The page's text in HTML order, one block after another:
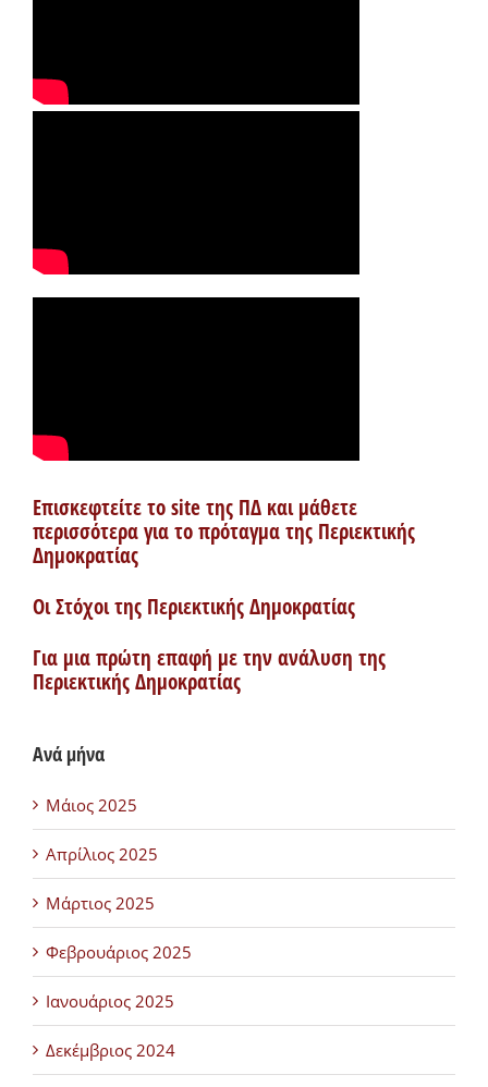
Επισκεφτείτε το site της ΠΔ και μάθετε
περισσότερα για το πρόταγμα της Περιεκτικής
Δημοκρατίας
Οι Στόχοι της Περιεκτικής Δημοκρατίας
Για μια πρώτη επαφή με την ανάλυση της
Περιεκτικής Δημοκρατίας
Ανά μήνα
Μάιος 2025
Απρίλιος 2025
Μάρτιος 2025
Φεβρουάριος 2025
Ιανουάριος 2025
Δεκέμβριος 2024